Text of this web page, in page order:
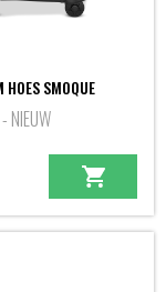
HOES SMOQUE
NIEUW